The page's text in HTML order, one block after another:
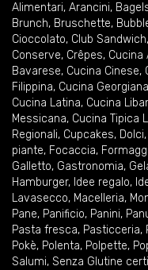
Alimentari, Arancini,
Brunch, Bruschette,
Cioccolato, Club Sandwich,
Conserve, Crêpes, Cucina
Bavarese, Cucina Cinese,
Filippina, Cucina Georgiana
Cucina Latina, Cucina
Messicana, Cucina Tipica
Regionali, Cupcakes, Dolci,
piante, Focaccia, Formaggi
Galletto, Gastronomia,
Hamburger, Idee regalo,
Lavasecco, Macelleria,
Pane, Panificio, Panini,
Pasta fresca, Pasticceria,
Pokè, Polenta, Polpette,
Salumi, Senza Glutine